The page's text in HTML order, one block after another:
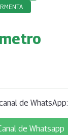
de WhatsApp:
de Whatsapp